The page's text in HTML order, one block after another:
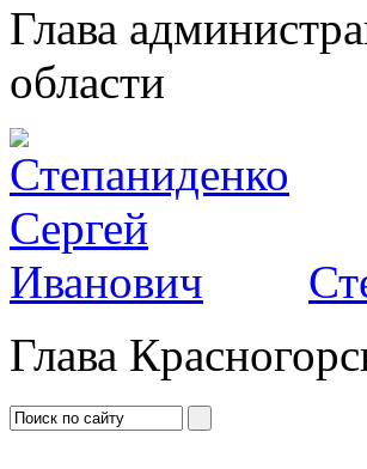
Глава
области
Глава